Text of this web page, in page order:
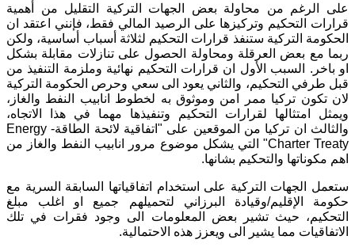
على الرغم من محاولة بعض الجهات التركية التقليل من أهمية
قرارات التحكيم وتركيزها على الرصيد المالي فقط، فإنني اعتقد ان
الحكومة التركية ستنفذ قرارات التحكيم لثلاثة أسباب أساسية، ولكن
ربما مع بعض العرقلة ومحاولة الحصول على تنازلات مقابلة بشكل
او باخر. السبب الأول ان قرارات التحكيم نهائية وملزمة التنفيذ من
قبل طرفي التحكيم، والثاني يعود الى سعي وحرص الحكومة التركية
لان تكون تركيا ممر امن وموثوق به لخطوط انابيب النفط والغاز،
ويمثل امتثالها لقرارات التحكيم وتنفيذها مهما في هذا الاتجاه،
والثالث ان تركيا من الموقعين على "اتفاقية لائحة الطاقة- Energy
Charter Treaty" التي يشكل موضوع مرور انابيب النفط والغاز من
اهم مكوناتها والتحكيم بشانها.
ستعمل الجهات التركية على استخدام اتفاقياتها السابقة السرية مع
حكومة الإقليم/وقيادة البرزاني لتحميلهم جميع او اغلب مبلغ
التحكيم، حيث تشير بعض المعلومات الى وجود فقرات في تلك
الاتفاقيات مما يشير الى ويعزز هذه الاحتمالية.